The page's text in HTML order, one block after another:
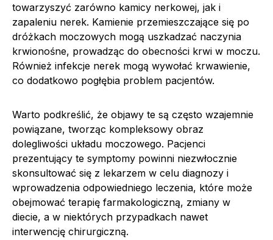
towarzyszyć zarówno kamicy nerkowej, jak i
zapaleniu nerek. Kamienie przemieszczające się po
dróżkach moczowych mogą uszkadzać naczynia
krwionośne, prowadząc do obecności krwi w moczu.
Również infekcje nerek mogą wywołać krwawienie,
co dodatkowo pogłębia problem pacjentów.
Warto podkreślić, że objawy te są często wzajemnie
powiązane, tworząc kompleksowy obraz
dolegliwości układu moczowego. Pacjenci
prezentujący te symptomy powinni niezwłocznie
skonsultować się z lekarzem w celu diagnozy i
wprowadzenia odpowiedniego leczenia, które może
obejmować terapię farmakologiczną, zmiany w
diecie, a w niektórych przypadkach nawet
interwencję chirurgiczną.